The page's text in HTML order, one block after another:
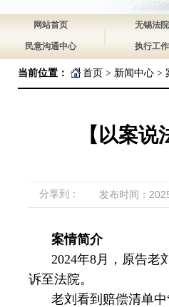
网站首页 无锡法院
民意沟通中心 执行工作
当前位置： 首页 > 新闻中心 >
【以案
分享到： 发布时间：
案情简介
2024年8月，原告老
诉至法院。
老刘看到赔偿清单